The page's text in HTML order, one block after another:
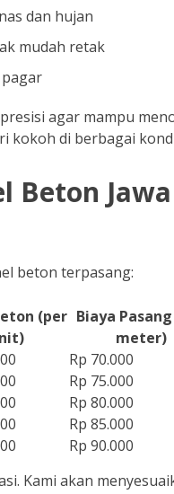
dan hujan
mudah retak
agar mampu
kokoh di berbagai
Beton
beton terpasang:
(per Biaya
meter)
Rp 70.000
Rp 75.000
Rp 80.000
Rp 85.000
Rp 90.000
Kami akan